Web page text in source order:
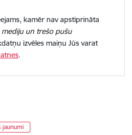
kamēr nav apstiprināta
mediju un trešo pušu
izvēles maiņu Jūs varat
.
jaunumi